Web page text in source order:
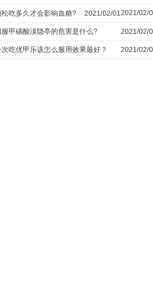
2021/02/
松吃多久才会影响血糖? 2021/02/01
服甲磺酸溴隐亭的危害是什么? 2021/02/
次吃优甲乐该怎么服用效果最好？ 2021/02/